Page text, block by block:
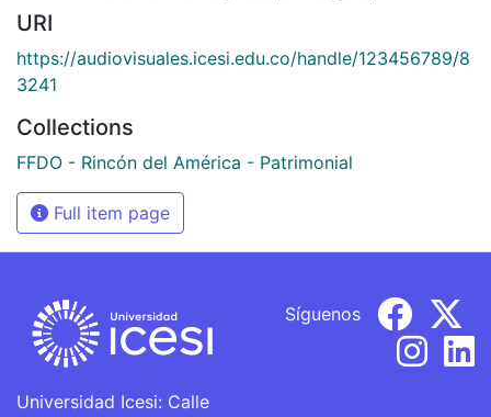
URI
https://audiovisuales.icesi.edu.co/handle/123456789/8
3241
Collections
FFDO - Rincón del América - Patrimonial
Full item page
Universidad Icesi: Calle
Síguenos